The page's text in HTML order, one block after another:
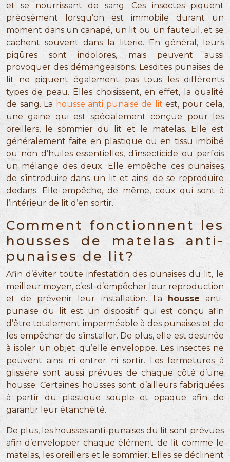
et se nourrissant de sang. Ces insectes piquent
précisément lorsqu’on est immobile durant un
moment dans un canapé, un lit ou un fauteuil, et se
cachent souvent dans la literie. En général, leurs
piqûres sont indolores, mais peuvent aussi
provoquer des démangeaisons. Lesdites punaises de
lit ne piquent également pas tous les différents
types de peau. Elles choisissent, en effet, la qualité
de sang. La housse anti punaise de lit est, pour cela,
une gaine qui est spécialement conçue pour les
oreillers, le sommier du lit et le matelas. Elle est
généralement faite en plastique ou en tissu imbibé
ou non d’huiles essentielles, d’insecticide ou parfois
un mélange des deux. Elle empêche ces punaises
de s’introduire dans un lit et ainsi de se reproduire
dedans. Elle empêche, de même, ceux qui sont à
l’intérieur de lit d’en sortir.
Comment fonctionnent les
housses de matelas anti-
punaises de lit?
Afin d’éviter toute infestation des punaises du lit, le
meilleur moyen, c’est d’empêcher leur reproduction
et de prévenir leur installation. Lahousse anti-
punaise du lit est un dispositif qui est conçu afin
d’être totalement imperméable à des punaises et de
les empêcher de s’installer. De plus, elle est destinée
à isoler un objet qu’elle enveloppe. Les insectes ne
peuvent ainsi ni entrer ni sortir. Les fermetures à
glissière sont aussi prévues de chaque côté d’une
housse. Certaines housses sont d’ailleurs fabriquées
à partir du plastique souple et opaque afin de
garantir leur étanchéité.
De plus, les housses anti-punaises du lit sont prévues
afin d’envelopper chaque élément de lit comme le
matelas, les oreillers et le sommier. Elles se déclinent